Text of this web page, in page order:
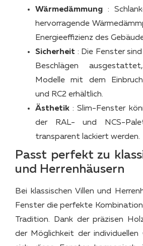
Wärmedämmung :
hervorragende
Energieeffizienz des
Sicherheit : Die Fenster
Beschlägen
Modelle mit dem
und RC2 erhältlich.
Ästhetik : Slim-Fenster
der RAL- und NCS-
transparent lackiert werden.
Passt perfekt zu
und Herrenhäusern
Bei klassischen Villen und
Fenster die perfekte
Tradition. Dank der präzisen
der Möglichkeit der